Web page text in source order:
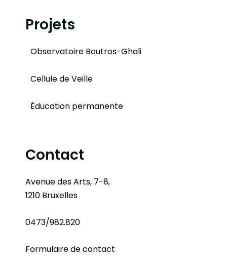
Projets
Observatoire Boutros-Ghali
Cellule de Veille
Éducation permanente
Contact
Avenue des Arts, 7-8,
1210 Bruxelles
0473/982.820
Formulaire de contact